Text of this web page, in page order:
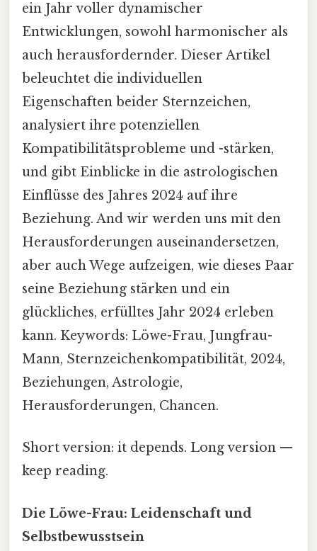
ein Jahr voller dynamischer
Entwicklungen, sowohl harmonischer als
auch herausfordernder. Dieser Artikel
beleuchtet die individuellen
Eigenschaften beider Sternzeichen,
analysiert ihre potenziellen
Kompatibilitätsprobleme und -stärken,
und gibt Einblicke in die astrologischen
Einflüsse des Jahres 2024 auf ihre
Beziehung. And wir werden uns mit den
Herausforderungen auseinandersetzen,
aber auch Wege aufzeigen, wie dieses Paar
seine Beziehung stärken und ein
glückliches, erfülltes Jahr 2024 erleben
kann. Keywords: Löwe-Frau, Jungfrau-
Mann, Sternzeichenkompatibilität, 2024,
Beziehungen, Astrologie,
Herausforderungen, Chancen.
Short version: it depends. Long version —
keep reading.
Die Löwe-Frau: Leidenschaft und
Selbstbewusstsein